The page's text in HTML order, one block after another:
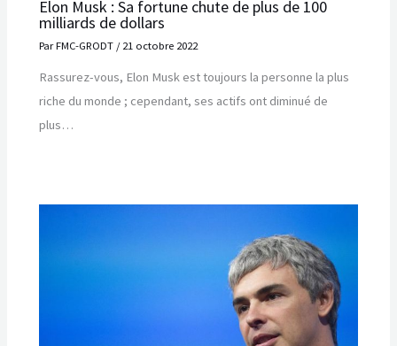
Elon Musk : Sa fortune chute de plus de 100
milliards de dollars
ParFMC-GRODT /21 octobre 2022
Rassurez-vous, Elon Musk est toujours la personne la plus
riche du monde ; cependant, ses actifs ont diminué de
plus…